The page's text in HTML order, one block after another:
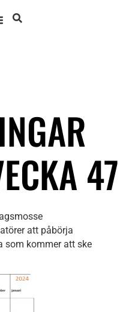
47
att påbörja
som kommer att ske